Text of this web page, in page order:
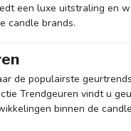
een luxe uitstraling en
candle brands.
de populairste
Trendgeuren vindt u
binnen de